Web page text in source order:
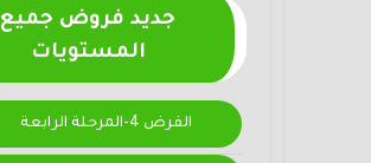
جديد فروض جميع
المستويات
الفرض 4-المرحلة الرابعة